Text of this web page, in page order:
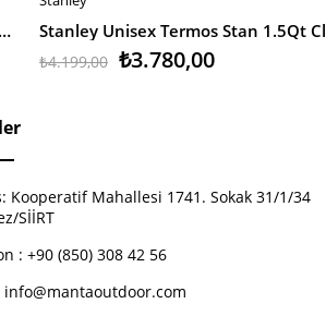
Stanley Unisex Termos Stan 1.1Qt Classic Vac Btl M.Black Eu
₺3.780,00
₺4.199,00
Kooperatif Mahallesi 1741. Sokak 31/1/34
SİİRT
: +90 (850) 308 42 56
info@mantaoutdoor.com